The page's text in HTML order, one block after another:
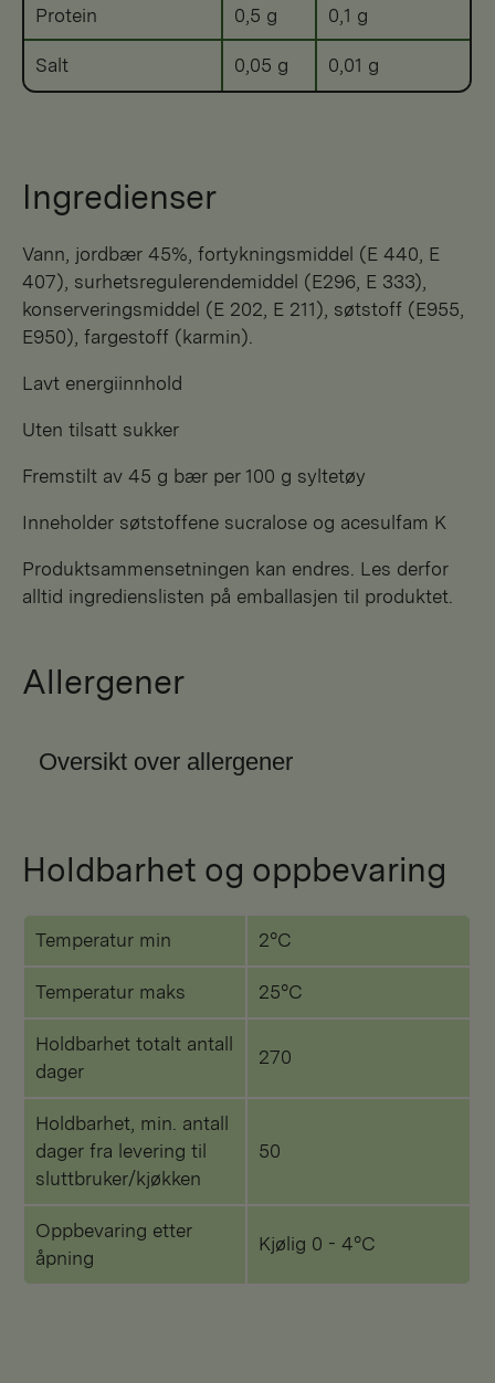
Protein 0,5 g 0,1 g
Salt 0,05 g 0,01 g
Ingredienser
Vann, jordbær 45%, fortykningsmiddel (E 440, E
407), surhetsregulerendemiddel (E296, E 333),
konserveringsmiddel (E 202, E 211), søtstoff (E955,
E950), fargestoff (karmin).
Lavt energiinnhold
Uten tilsatt sukker
Fremstilt av 45 g bær per 100 g syltetøy
Inneholder søtstoffene sucralose og acesulfam K
Produktsammensetningen kan endres. Les derfor
alltid ingredienslisten på emballasjen til produktet.
Allergener
Oversikt over allergener
Holdbarhet og oppbevaring
Temperatur min 2°C
Temperatur maks 25°C
Holdbarhet totalt antall
dager
270
Holdbarhet, min. antall
dager fra levering til
sluttbruker/kjøkken
50
Oppbevaring etter
åpning
Kjølig 0 - 4°C